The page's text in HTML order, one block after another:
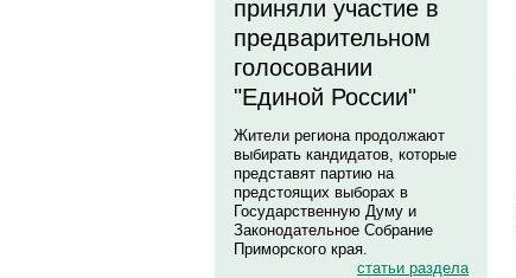
приняли участие в
предварительном
голосовании
"Единой России"
Жители региона продолжают
выбирать кандидатов, которые
представят партию на
предстоящих выборах в
Государственную Думу и
Законодательное Собрание
Приморского края.
статьи раздела